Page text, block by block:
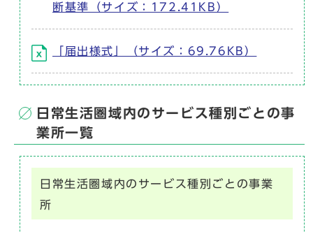
断基準（サイズ：172.41KB）
「届出様式」（サイズ：69.76KB）
日常生活圏域内のサービス種別ごとの事
業所一覧
日常生活圏域内のサービス種別ごとの事業
所